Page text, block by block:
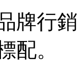
牌行
配。